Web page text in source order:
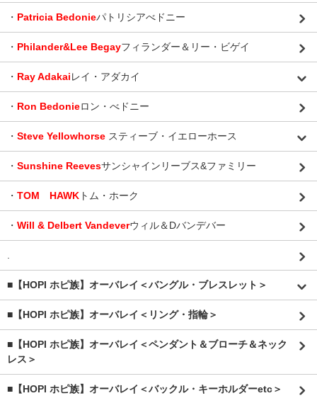
・ Patricia Bedonieパトリシアべドニー
・ Philander&Lee Begayフィランダー＆リー・ビゲイ
・ Ray Adakaiレイ・アダカイ
・ Ron Bedonieロン・べドニー
・ Steve Yellowhorse スティーブ・イエローホース
・ Sunshine Reevesサンシャインリーブス&ファミリー
・ TOM HAWK トム・ホーク
・ Will & Delbert Vandeverウィル＆Dバンデバー
.
■【HOPI ホピ族】オーバレイ＜バングル・ブレスレット＞
■【HOPI ホピ族】オーバレイ＜リング・指輪＞
■【HOPI ホピ族】オーバレイ＜ペンダント＆ブローチ＆ネック
レス＞
■【HOPI ホピ族】オーバレイ＜バックル・キーホルダーetc＞